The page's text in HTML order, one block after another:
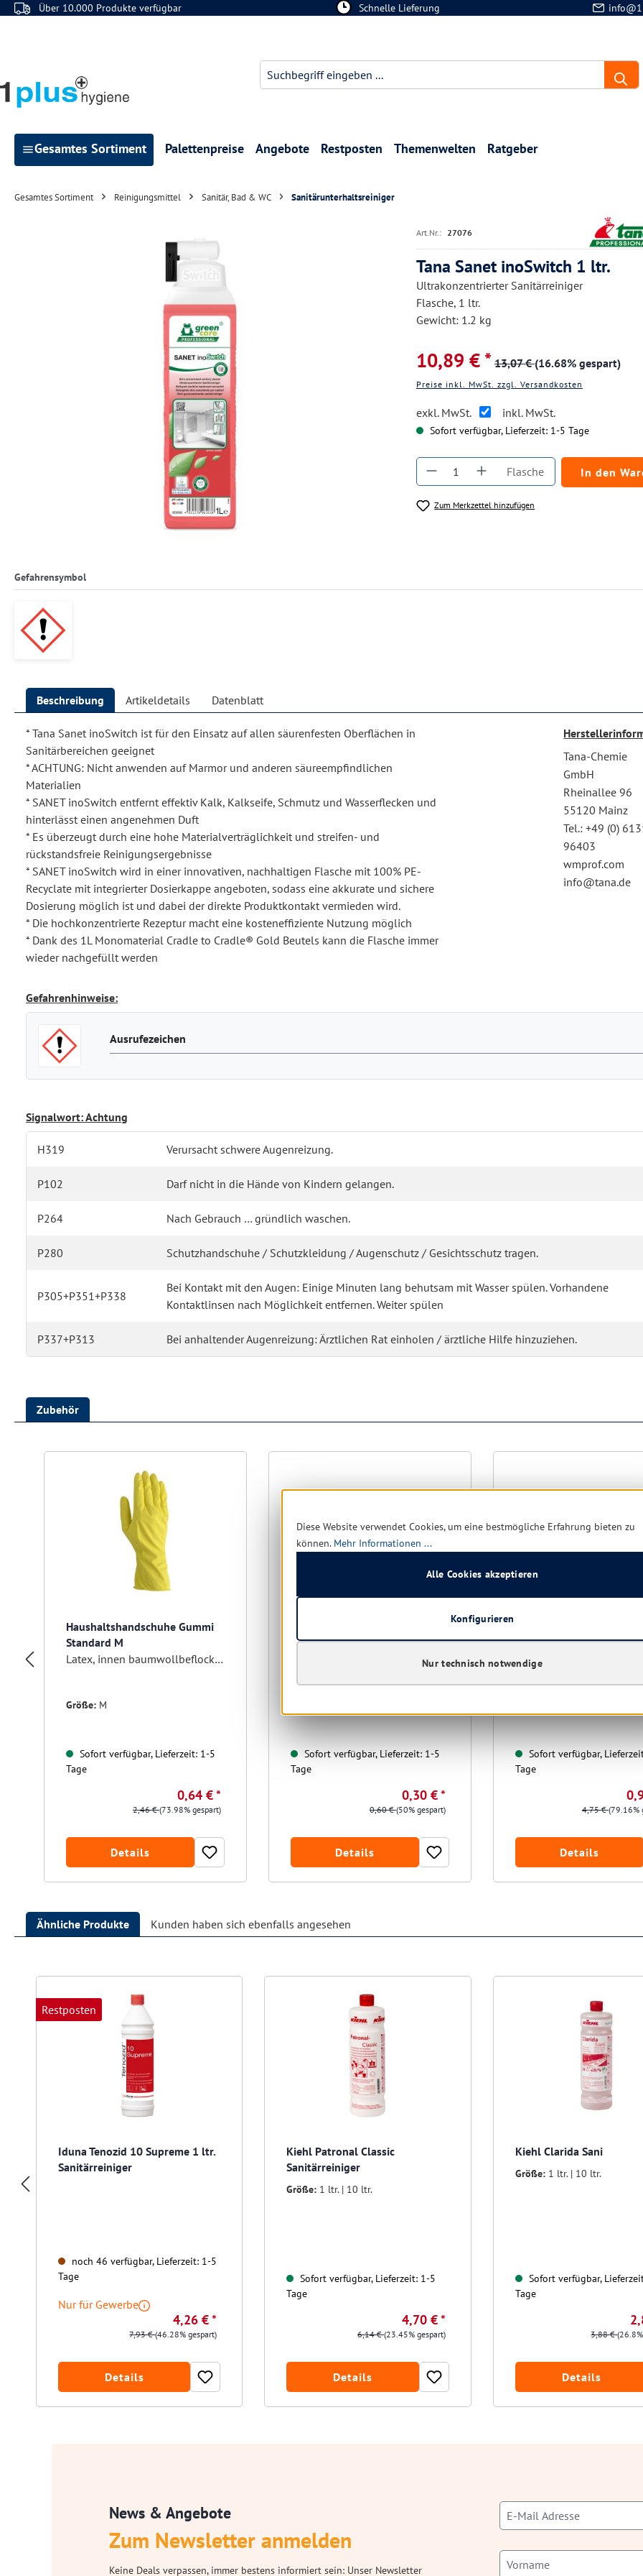
Hauptinhalt springen
Zur Suche springen
Zur Hauptnavigation springen
Über 10.000 Produkte verfügbar Schnelle Lieferung
Gesamtes Sortiment Palettenpreise Angebote Restposten Themenwelten Ratgeber
Gesamtes Sortiment Reinigungsmittel Sanitär, Bad & WC Sanitärunterhaltsreiniger
Art.Nr.: 27076
Tana Sanet inoSwitch 1 ltr.
Ultrakonzentrierter Sanitärreiniger
Flasche, 1 ltr.
Gewicht: 1.2 kg
10,89 € * 13,07 €(16.68% gespart)
Preise inkl. MwSt. zzgl. Versandkosten
exkl. MwSt. inkl. MwSt.
Sofort verfügbar, Lieferzeit: 1-5 Tage
Produkt Anzahl: Gib den
Flasche In den
Zum Merkzettel hinzufügen
Gefahrensymbol
Beschreibung Artikeldetails Datenblatt
* Tana Sanet inoSwitch ist für den Einsatz auf allen säurenfesten Oberflächen in
Sanitärbereichen geeignet
* ACHTUNG: Nicht anwenden auf Marmor und anderen säureempfindlichen
Materialien
* SANET inoSwitch entfernt effektiv Kalk, Kalkseife, Schmutz und Wasserflecken und
hinterlässt einen angenehmen Duft
* Es überzeugt durch eine hohe Materialverträglichkeit und streifen- und
rückstandsfreie Reinigungsergebnisse
* SANET inoSwitch wird in einer innovativen, nachhaltigen Flasche mit 100% PE-
Recyclate mit integrierter Dosierkappe angeboten, sodass eine akkurate und sichere
Dosierung möglich ist und dabei der direkte Produktkontakt vermieden wird.
* Die hochkonzentrierte Rezeptur macht eine kosteneffiziente Nutzung möglich
* Dank des 1L Monomaterial Cradle to Cradle® Gold Beutels kann die Flasche immer
wieder nachgefüllt werden
Tana-Chemie
GmbH
Rheinallee 96
55120 Mainz
Tel.: +49 (0)
96403
wmprof.com
info@tana.de
Gefahrenhinweise:
Ausrufezeichen
Signalwort: Achtung
H319 Verursacht schwere Augenreizung.
P102 Darf nicht in die Hände von Kindern gelangen.
P264 Nach Gebrauch … gründlich waschen.
P280 Schutzhandschuhe / Schutzkleidung / Augenschutz / Gesichtsschutz tragen.
P305+P351+P338
Bei Kontakt mit den Augen: Einige Minuten lang behutsam mit Wasser spülen. Vorhandene
Kontaktlinsen nach Möglichkeit entfernen. Weiter spülen
P337+P313 Bei anhaltender Augenreizung: Ärztlichen Rat einholen / ärztliche Hilfe hinzuziehen.
Zubehör
Haushaltshandschuhe Gummi
Standard M
Latex, innen baumwollbeflockt, gelb
Größe: M
Sofort verfügbar, Lieferzeit: 1-5
Tage
0,64 € *
2,46 €(73.98% gespart)
Details
15 x 7 x 4.5 cm
Farbe:rot
Sofort verfügbar, Lieferzeit: 1-5
Tage
0,30 € *
0,60 €(50% gespart)
Details
cm, rosa
Farbe:
Sofort verfügbar,
Tage
4,75 €(79.16%
Details
Ähnliche Produkte Kunden haben sich ebenfalls angesehen
Restposten
Iduna Tenozid 10 Supreme 1 ltr.
Sanitärreiniger
noch 46 verfügbar, Lieferzeit: 1-5
Tage
Nur für Gewerbe
4,26 € *
7,93 €(46.28% gespart)
Details
Kiehl Patronal Classic
Sanitärreiniger
Größe: 1 ltr. | 10 ltr.
Sofort verfügbar, Lieferzeit: 1-5
Tage
4,70 € *
6,14 €(23.45% gespart)
Details
Kiehl Clarida Sani
Größe: 1 ltr. | 10 ltr.
Sofort verfügbar,
Tage
3,88 €
Details
News & Angebote
Zum Newsletter anmelden
Keine Deals verpassen, immer bestens informiert sein: Unser Newsletter
Diese Website verwendet Cookies, um eine bestmögliche Erfahrung bieten zu
können. Mehr Informationen ...
Nur technisch notwendige
Konfigurieren
Alle Cookies akzeptieren